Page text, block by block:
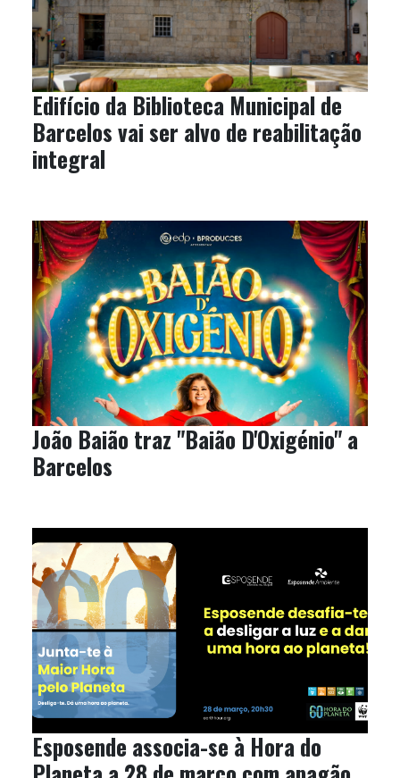
Edifício da Biblioteca Municipal de
Barcelos vai ser alvo de reabilitação
integral
João Baião traz "Baião D'Oxigénio" a
Barcelos
Esposende associa-se à Hora do